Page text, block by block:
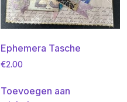
Ephemera Tasche
€2.00
Toevoegen aan